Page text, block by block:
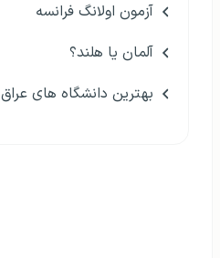
آزمون اولانگ فرانسه
آلمان یا هلند؟
بهترین دانشگاه های عراق